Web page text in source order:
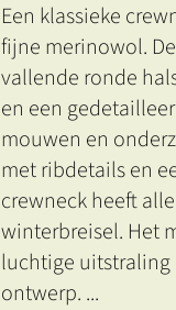
Een klassieke
fijne merinowol.
vallende ronde
en een
mouwen en
met ribdetails en
crewneck heeft
winterbreisel. Het
luchtige uitstraling
ontwerp. ...